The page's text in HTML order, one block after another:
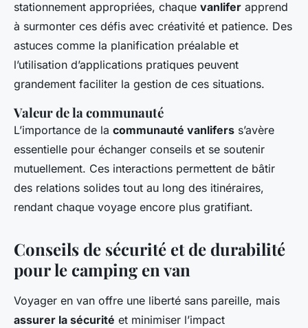
stationnement appropriées, chaque vanlifer apprend
à surmonter ces défis avec créativité et patience. Des
astuces comme la planification préalable et
l’utilisation d’applications pratiques peuvent
grandement faciliter la gestion de ces situations.
Valeur de la communauté
L’importance de la communauté vanlifers s’avère
essentielle pour échanger conseils et se soutenir
mutuellement. Ces interactions permettent de bâtir
des relations solides tout au long des itinéraires,
rendant chaque voyage encore plus gratifiant.
Conseils de sécurité et de durabilité
pour le camping en van
Voyager en van offre une liberté sans pareille, mais
assurer la sécurité et minimiser l’impact